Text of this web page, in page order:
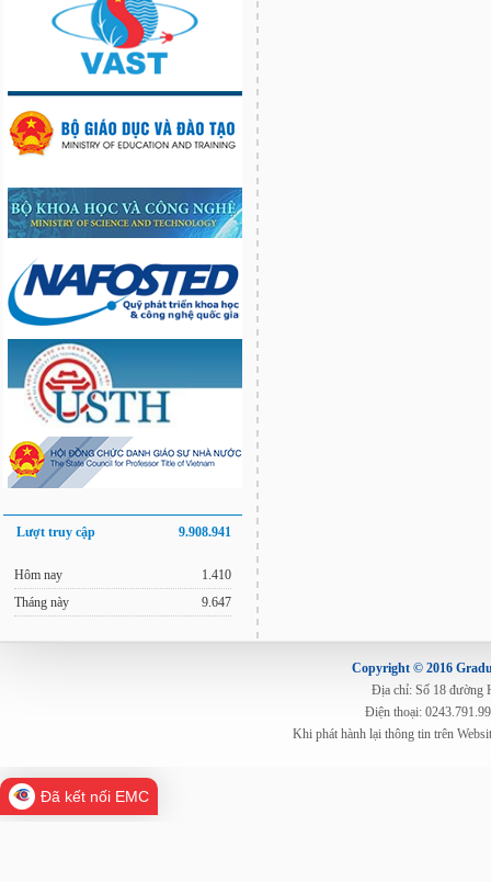
Lượt truy cập 9.908.941
Hôm nay
Tháng này
1.410
9.647
Copyright © 2016
Địa chỉ: Số 18 đường
Điện thoại:
Khi phát hành lại thông tin trên
Đã kết nối EMC